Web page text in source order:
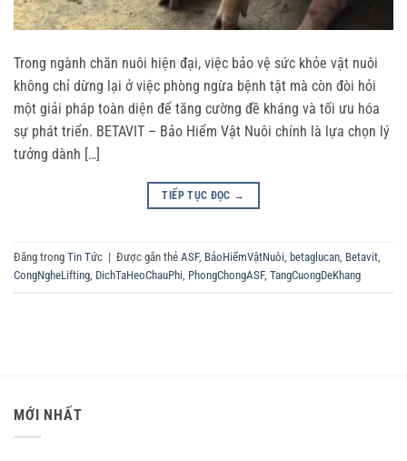
Trong ngành chăn nuôi hiện đại, việc bảo vệ sức khỏe vật nuôi
không chỉ dừng lại ở việc phòng ngừa bệnh tật mà còn đòi hỏi
một giải pháp toàn diện để tăng cường đề kháng và tối ưu hóa
sự phát triển. BETAVIT – Bảo Hiểm Vật Nuôi chính là lựa chọn lý
tưởng dành […]
TIẾP TỤC ĐỌC →
Đăng trong Tin Tức | Được gắn thẻ ASF, BảoHiểmVậtNuôi betaglucan Betavit
CongNgheLifting DichTaHeoChauPhi PhongChongASF, TangCuongDeKhang
MỚI NHẤT